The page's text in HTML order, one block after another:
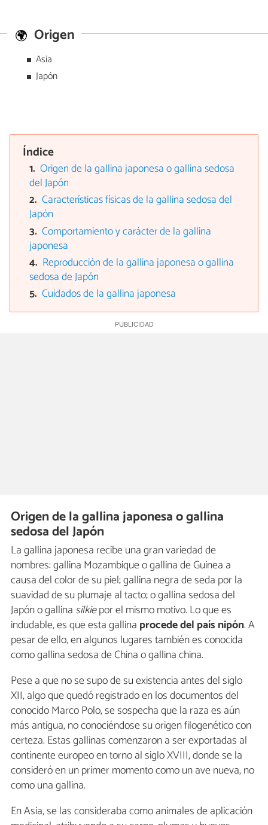
Origen
Asia
Japón
Índice
Origen de la gallina japonesa o gallina sedosa
del Japón
Características físicas de la gallina sedosa del
Japón
Comportamiento y carácter de la gallina
japonesa
Reproducción de la gallina japonesa o gallina
sedosa de Japón
Cuidados de la gallina japonesa
Origen de la gallina japonesa o gallina
sedosa del Japón
La gallina japonesa recibe una gran variedad de
nombres: gallina Mozambique o gallina de Guinea a
causa del color de su piel; gallina negra de seda por la
suavidad de su plumaje al tacto; o gallina sedosa del
Japón o gallina silkiepor el mismo motivo. Lo que es
indudable, es que esta gallina procede del país nipón. A
pesar de ello, en algunos lugares también es conocida
como gallina sedosa de China o gallina china.
Pese a que no se supo de su existencia antes del siglo
XII, algo que quedó registrado en los documentos del
conocido Marco Polo, se sospecha que la raza es aún
más antigua, no conociéndose su origen filogenético con
certeza. Estas gallinas comenzaron a ser exportadas al
continente europeo en torno al siglo XVIII, donde se la
consideró en un primer momento como un ave nueva, no
como una gallina.
En Asia, se las consideraba como animales de aplicación